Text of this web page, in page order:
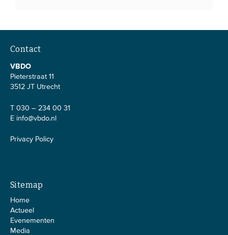
Contact
VBDO
Pieterstraat 11
3512 JT Utrecht
T 030 – 234 00 31
E info@vbdo.nl
Privacy Policy
Sitemap
Home
Actueel
Evenementen
Media